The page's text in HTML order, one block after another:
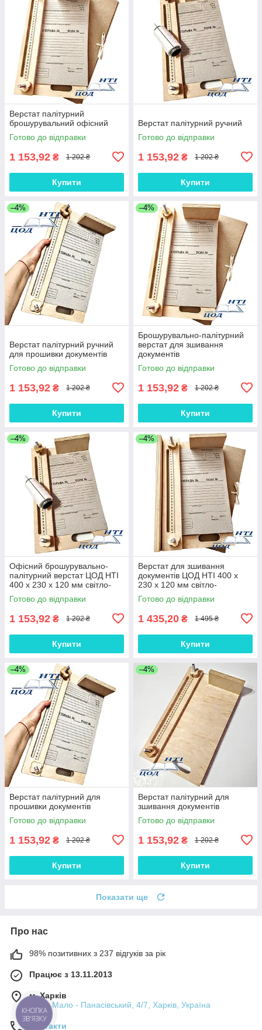
Верстат палітурний
брошурувальний офісний
Готово до відправки
1 153,92 ₴ 1 202 ₴
Купити
Верстат палітурний ручний
Готово до відправки
1 153,92 ₴ 1 202 ₴
Купити
–4%
Верстат палітурний ручний
для прошивки документів
Готово до відправки
1 153,92 ₴ 1 202 ₴
Купити
–4%
Брошурувально-палітурний
верстат для зшивання
документів
Готово до відправки
1 153,92 ₴ 1 202 ₴
Купити
–4%
Офісний брошурувально-
палітурний верстат ЦОД НТІ
400 х 230 х 120 мм світло-
коричневий СП - 80
Готово до відправки
1 153,92 ₴ 1 202 ₴
Купити
–4%
Верстат для зшивання
документів ЦОД НТІ 400 х
230 х 120 мм світло-
коричневий МС-2015
Готово до відправки
1 435,20 ₴ 1 495 ₴
Купити
–4%
Верстат палітурний для
прошивки документів
Готово до відправки
1 153,92 ₴ 1 202 ₴
Купити
–4%
Верстат палітурний для
зшивання документів
Готово до відправки
1 153,92 ₴ 1 202 ₴
Купити
Показати ще
Про нас
98% позитивних з 237 відгуків за рік
Працює з 13.11.2013
м. Харків
пров. Мало - Панасівський, 4/7, Харків, Україна
Контакти
КНОПКА
ЗВ'ЯЗКУ